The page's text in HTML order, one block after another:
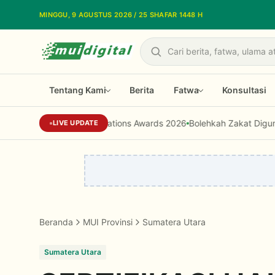
MINGGU, 9 AGUSTUS 2026 / 25 SHAFAR 1448 H
Cari
Tentang Kami Berita Fatwa Konsultasi
LIVE UPDATE
Public Relations Awards 2026 Bolehkah Zakat Digunakan
Beranda MUI Provinsi Sumatera Utara
Sumatera Utara